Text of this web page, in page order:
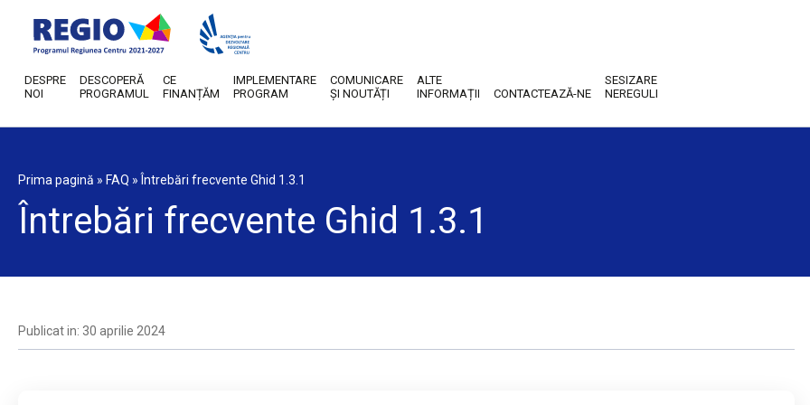
DESPRE
NOI
DESCOPERĂ
PROGRAMUL
CE
FINANȚĂM
IMPLEMENTARE
PROGRAM
COMUNICARE
ȘI NOUTĂȚI
ALTE
INFORMAȚII
CONTACTEAZĂ-NE
SESIZARE
NEREGULI
Prima pagină » FAQ » Întrebări frecvente Ghid 1.3.1
Întrebări frecvente Ghid 1.3.1
Publicat in: 30 aprilie 2024